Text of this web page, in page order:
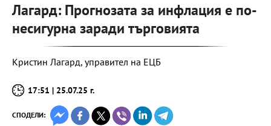
Лагард: Прогнозата за инфлация е по-
несигурна заради търговията
Кристин Лагард, управител на ЕЦБ
17:51 | 25.07.25 г.
СПОДЕЛИ: